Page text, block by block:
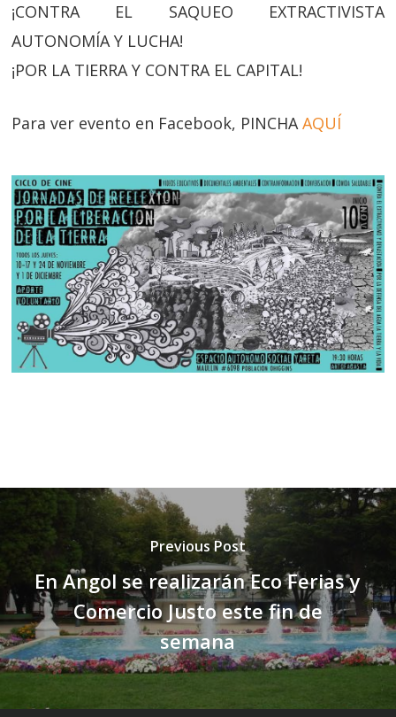
¡CONTRA EL SAQUEO EXTRACTIVISTA
AUTONOMÍA Y LUCHA!
¡POR LA TIERRA Y CONTRA EL CAPITAL!
Para ver evento en Facebook, PINCHAAQUÍ
Previous Post
En Angol se realizarán Eco Ferias y
Comercio Justo este fin de
semana